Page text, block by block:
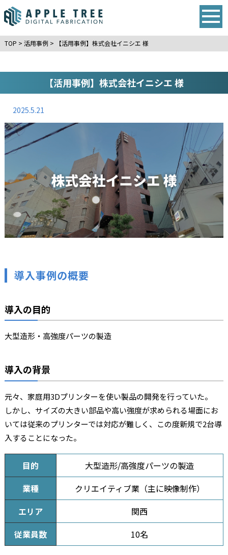
TOP > 活用事例 > 【活用事例】株式会社イニシエ 様
【活用事例】株式会社イニシエ 様
2025.5.21
導入事例の概要
導入の目的
大型造形・高強度パーツの製造
導入の背景
元々、家庭用3Dプリンターを使い製品の開発を行っていた。
しかし、サイズの大きい部品や高い強度が求められる場面にお
いては従来のプリンターでは対応が難しく、この度新規で2台導
入することになった。
目的
大型造形/高強度パーツの製造
業種
クリエイティブ業（主に映像制作）
エリア
関西
従業員数
10名